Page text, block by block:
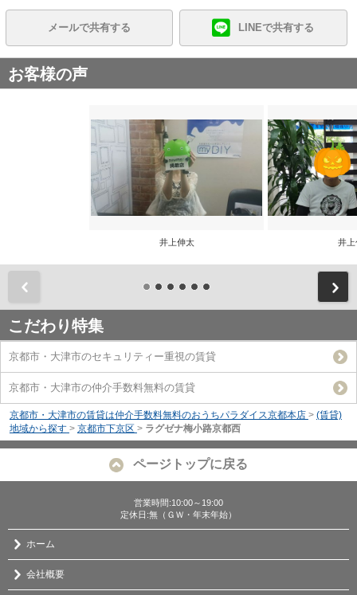
メールで共有する LINEで共有する
お客様の声
井上伸太 井上
こだわり特集
京都市・大津市のセキュリティー重視の賃貸
京都市・大津市の仲介手数料無料の賃貸
京都市・大津市の賃貸は仲介手数料無料のおうちパラダイス京都本店 > (賃貸)
地域から探す > 京都市下京区 > ラグゼナ梅小路京都西
ページトップに戻る
営業時間:10:00～19:00
定休日:無（ＧＷ・年末年始）
ホーム
会社概要